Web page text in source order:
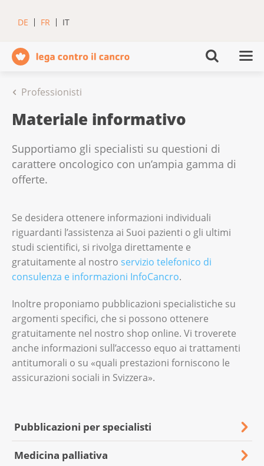
DE FR IT
Professionisti
Materiale informativo
Supportiamo gli specialisti su questioni di
carattere oncologico con un’ampia gamma di
offerte.
Se desidera ottenere informazioni individuali
riguardanti l’assistenza ai Suoi pazienti o gli ultimi
studi scientifici, si rivolga direttamente e
gratuitamente al nostro servizio telefonico di
consulenza e informazioni InfoCancro.
Inoltre proponiamo pubblicazioni specialistiche su
argomenti specifici, che si possono ottenere
gratuitamente nel nostro shop online. Vi troverete
anche informazioni sull’accesso equo ai trattamenti
antitumorali o su «quali prestazioni forniscono le
assicurazioni sociali in Svizzera».
Pubblicazioni per specialisti
Medicina palliativa